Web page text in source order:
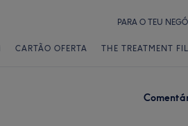
PARA O TEU
CARTÃO OFERTA THE TREATMENT